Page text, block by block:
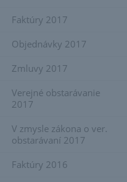
Faktúry 2017
Objednávky 2017
Zmluvy 2017
Verejné obstarávanie
2017
V zmysle zákona o ver.
obstarávaní 2017
Faktúry 2016